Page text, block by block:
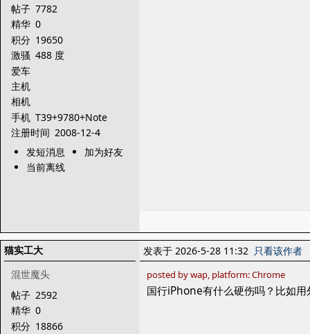
帖子 7782
精华 0
积分 19650
激骚 488 度
爱车
主机
相机
手机 T39+9780+Note
注册时间 2008-12-4
发短消息
加为好友
当前离线
猫实工大
混世魔头
帖子 2592
精华 0
积分 18866
发表于 2026-5-28 11:32 只看该作者
posted by wap, platform: Chrome
国行iPhone有什么硬伤吗？比如